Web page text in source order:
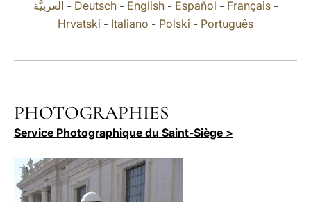
LATINE العربيَّة - Deutsch- English- Español - Français-
Hrvatski - Italiano - Polski - Português
PHOTOGRAPHIES
Service Photographique du Saint-Siège >